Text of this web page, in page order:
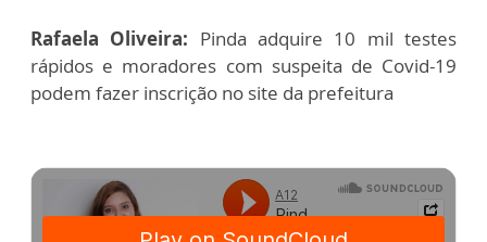
Rafaela Oliveira: Pinda adquire 10 mil testes
rápidos e moradores com suspeita de Covid-19
podem fazer inscrição no site da prefeitura